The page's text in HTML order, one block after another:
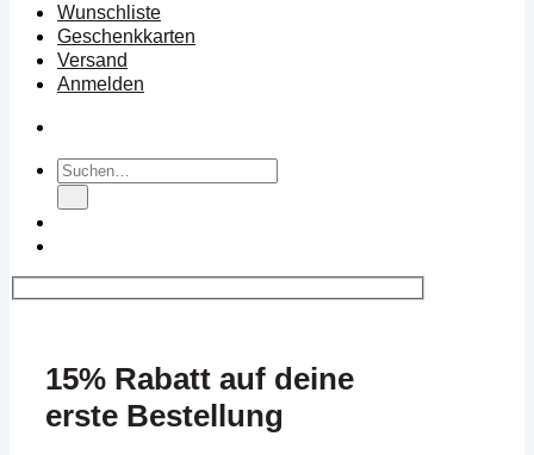
Wunschliste
Geschenkkarten
Versand
Anmelden
Suchen
nach:
15% Rabatt auf deine
erste Bestellung